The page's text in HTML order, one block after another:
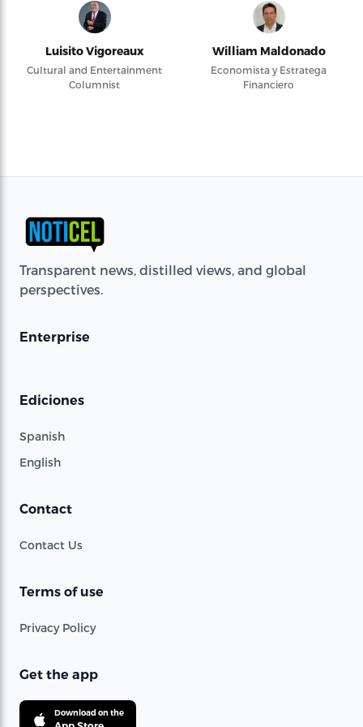
Luisito Vigoreaux
Cultural and Entertainment
Columnist
William Maldonado
Economista y Estratega
Financiero
Transparent news, distilled views, and global
perspectives.
Enterprise
Ediciones
Spanish
English
Contact
Contact Us
Terms of use
Privacy Policy
Get the app
Download on the